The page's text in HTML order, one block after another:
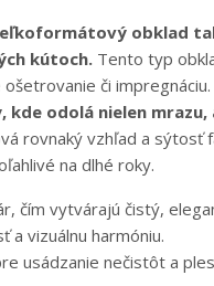
obklad
kútoch. Tento typ
či impregnáciu.
odolá nielen
rovnaký vzhľad a
na dlhé roky.
čím vytvárajú čistý,
a vizuálnu harmóniu.
usádzanie nečistôt a